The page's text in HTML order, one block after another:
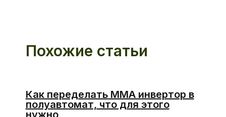
Похожие статьи
Как переделать ММА инвертор в
полуавтомат, что для этого
нужно